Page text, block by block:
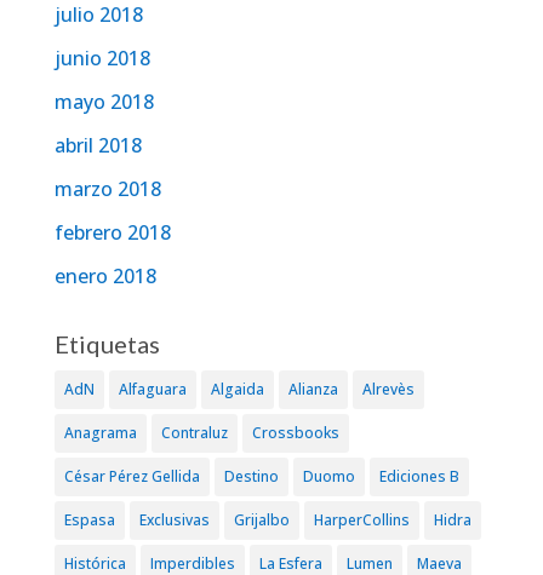
julio 2018
junio 2018
mayo 2018
abril 2018
marzo 2018
febrero 2018
enero 2018
Etiquetas
AdN Alfaguara Algaida Alianza Alrevès
Anagrama Contraluz Crossbooks
César Pérez Gellida Destino Duomo Ediciones B
Espasa Exclusivas Grijalbo HarperCollins Hidra
Histórica Imperdibles La Esfera Lumen Maeva